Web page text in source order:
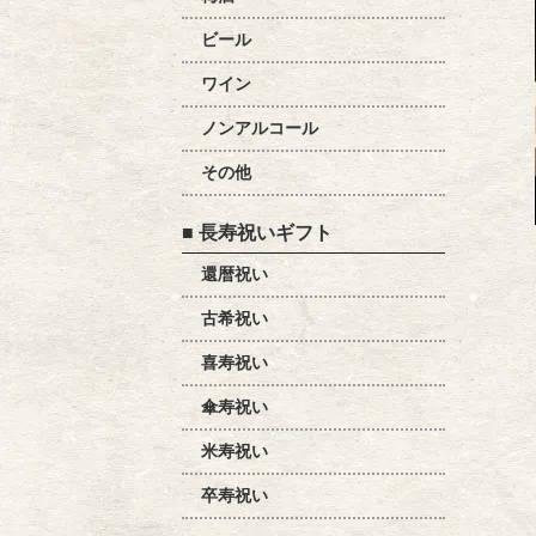
ビール
ワイン
ノンアルコール
その他
■ 長寿祝いギフト
還暦祝い
古希祝い
喜寿祝い
傘寿祝い
米寿祝い
卒寿祝い